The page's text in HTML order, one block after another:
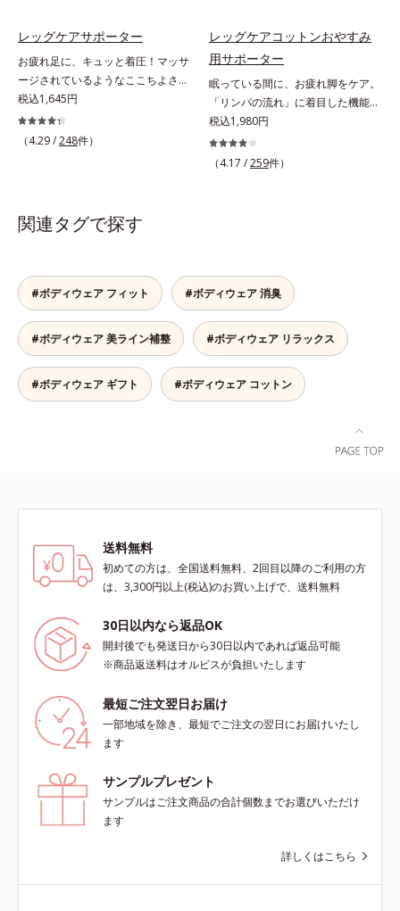
レッグケアサポーター
お疲れ足に、キュッと着圧！マッサ
ージされているようなここちよさ。
3段階着圧で、足スッキリ！足首は
ギュッと引き締め、ふくらはぎに向
かうほどソフトになる「3段階着
幹線に乗る時やオフィスの冷房対策
を使い、筋肉の動きに応じて前後の
生地を編み分けているから、着圧サ
ポーターにありがちなキツさがあり
ません。立ち仕事でもラクに動ける
やわらかさで、着脱もしやすく快適
です。薄手なのでパンツの下にもは
くことができ、一年中使えておトク
税込1,645円
（4.29 /248件）
レッグケアコットンおやすみ
用サポーター
眠っている間に、お疲れ脚をケア。
「リンパの流れ」に着目した機能設
計。「644段階着圧」を採用した夜
用サポーターなんと644段階も着圧
パワーが変わる！ 眠っている間
税込1,980円
（4.17 /259件）
関連タグで探す
#ボディウェア フィット #ボディウェア 消臭
#ボディウェア 美ライン補整 #ボディウェア リラックス
#ボディウェア ギフト #ボディウェア コットン
送料無料
初めての方は、全国送料無料、2回目以降のご利用の方
は、3,300円以上(税込)のお買い上げで、送料無料
30日以内なら返品OK
開封後でも発送日から30日以内であれば返品可能
※商品返送料はオルビスが負担いたします
最短ご注文翌日お届け
一部地域を除き、最短でご注文の翌日にお届けいたし
ます
サンプルプレゼント
サンプルはご注文商品の合計個数までお選びいただけ
ます
詳しくはこちら